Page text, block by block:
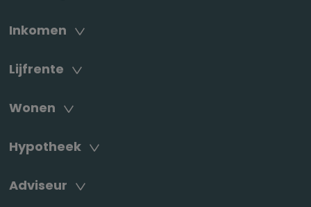
Inkomen
Lijfrente
Wonen
Hypotheek
Adviseur